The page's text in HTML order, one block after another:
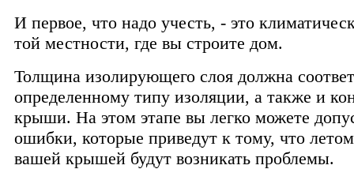
И первое, что надо учесть, - это
той местности, где вы строите дом.
Толщина изолирующего слоя должна
определенному типу изоляции, а также и
крыши. На этом этапе вы легко можете
ошибки, которые приведут к тому, что
вашей крышей будут возникать проблемы.